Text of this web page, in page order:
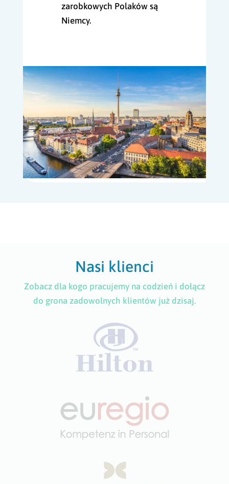
zarobkowych Polaków są
Niemcy.
Nasi klienci
Zobacz dla kogo pracujemy na codzień i dołącz
do grona zadowolnych klientów już dzisaj.